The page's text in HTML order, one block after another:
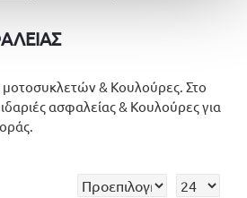
μοτοσυκλετών & Κουλούρες. Στο
ασφαλείας & Κουλούρες για